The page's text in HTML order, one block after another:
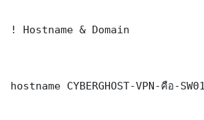
! Hostname & Domain
hostname CYBERGHOST-VPN-คือ-SW01